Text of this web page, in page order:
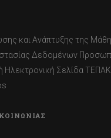
και Ανάπτυξης της
Δεδομένων
Ηλεκτρονική Σελίδα